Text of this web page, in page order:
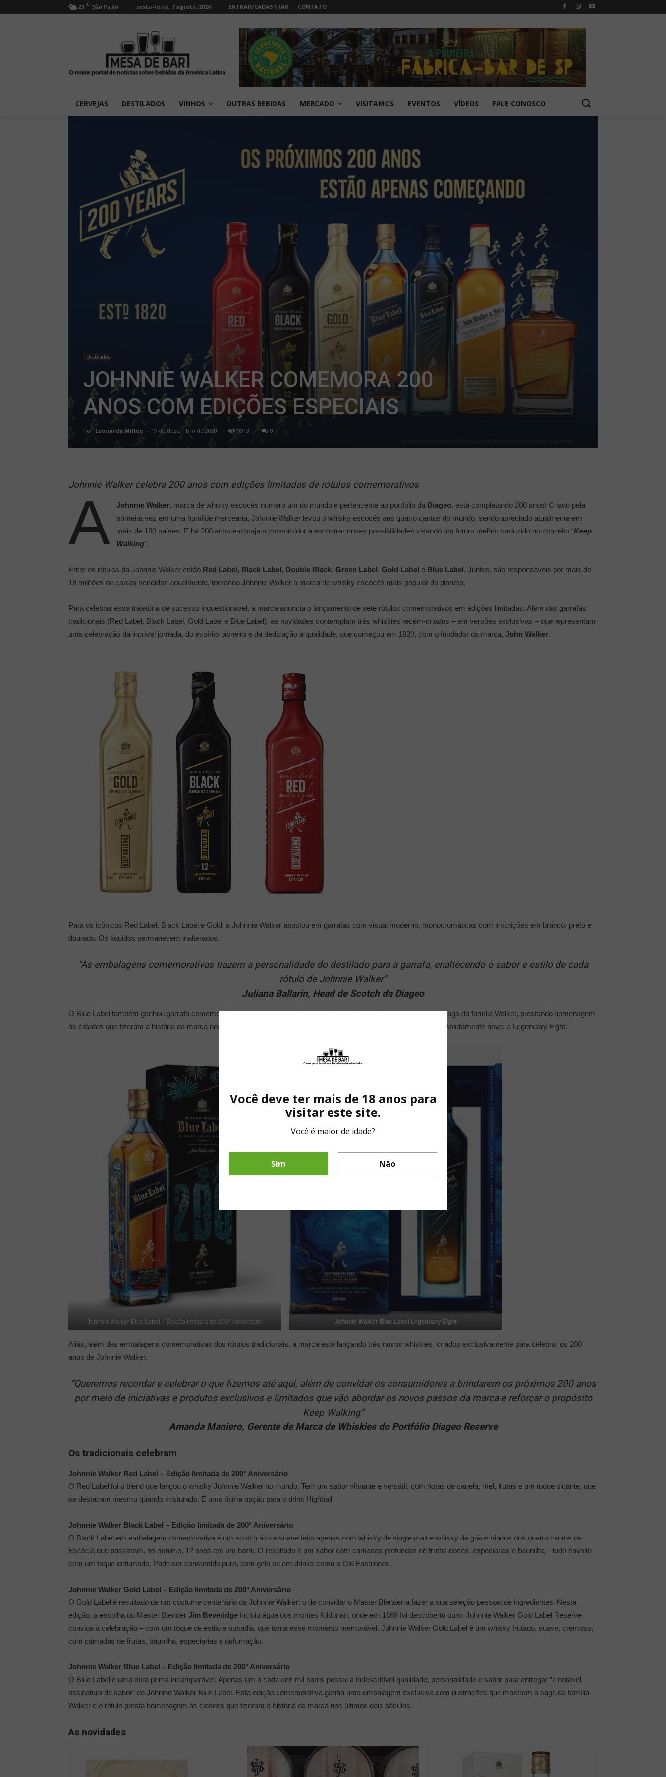
23 C São Paulo sexta-feira, 7 agosto, 2026 ENTRAR/CADASTRAR CONTATO
CERVEJAS DESTILADOS VINHOS OUTRAS BEBIDAS MERCADO VISITAMOS EVENTOS VÍDEOS FALE CONOSCO
Destilados
JOHNNIE WALKER COMEMORA 200
ANOS COM EDIÇÕES ESPECIAIS
Por Leonardo Millen - 19 de dezembro de 2020 9913 0
Johnnie Walker celebra 200 anos com edições limitadas de rótulos comemorativos
A Johnnie Walker, marca de whisky escocês número um do mundo e pertencente ao portfólio da Diageo, está completando 200 anos! Criado pela
primeira vez em uma humilde mercearia, Johnnie Walker levou o whisky escocês aos quatro cantos do mundo, sendo apreciado atualmente em
mais de 180 países. E há 200 anos encoraja o consumidor a encontrar novas possibilidades visando um futuro melhor traduzido no conceito “Keep
Walking”.
Entre os rótulos da Johnnie Walker estão Red Label, Black Label, Double Black, Green Label, Gold Label e Blue Label. Juntos, são responsáveis por mais de
18 milhões de caixas vendidas anualmente, tornando Johnnie Walker a marca de whisky escocês mais popular do planeta.
Para celebrar essa trajetória de sucesso inquestionável, a marca anuncia o lançamento de sete rótulos comemorativos em edições limitadas. Além das garrafas
tradicionais (Red Label, Black Label, Gold Label e Blue Label), as novidades contemplam três whiskies recém-criados – em versões exclusivas – que representam
uma celebração da incrível jornada, do espírito pioneiro e da dedicação à qualidade, que começou em 1820, com o fundador da marca, John Walker.
Para os icônicos Red Label, Black Label e Gold, a Johnnie Walker apostou em garrafas com visual moderno, monocromáticas com inscrições em branco, preto e
dourado. Os líquidos permanecem inalterados.
“As embalagens comemorativas trazem a personalidade do destilado para a garrafa, enaltecendo o sabor e estilo de cada
rótulo de Johnnie Walker”
Juliana Ballarin, Head de Scotch da Diageo
O Blue Label também ganhou garrafa comemorativa e vem em uma caixa especial com ilustrações que mostram a saga da família Walker, prestando homenagem
às cidades que fizeram a história da marca nos últimos dois séculos. E ganhou ainda uma edição especialíssima, absolutamente nova: a Legendary Eight.
Johnnie Walker Blue Label – Edição limitada de 200° Aniversário Johnnie Walker Blue Label Legendary Eight
Aliás, além das embalagens comemorativas dos rótulos tradicionais, a marca está lançando três novos whiskies, criados exclusivamente para celebrar os 200
anos de Johnnie Walker.
“Queremos recordar e celebrar o que fizemos até aqui, além de convidar os consumidores a brindarem os próximos 200 anos
por meio de iniciativas e produtos exclusivos e limitados que vão abordar os novos passos da marca e reforçar o propósito
Keep Walking”
Amanda Maniero, Gerente de Marca de Whiskies do Portfólio Diageo Reserve
Os tradicionais celebram
Johnnie Walker Red Label – Edição limitada de 200° Aniversário
O Red Label foi o blend que lançou o whisky Johnnie Walker no mundo. Tem um sabor vibrante e versátil, com notas de canela, mel, frutas e um toque picante, que
se destacam mesmo quando misturado. É uma ótima opção para o drink Highball.
Johnnie Walker Black Label – Edição limitada de 200° Aniversário
O Black Label em embalagem comemorativa é um scotch rico e suave feito apenas com whisky de single malt e whisky de grãos vindos dos quatro cantos da
Escócia que passaram, no mínimo, 12 anos em um barril. O resultado é um sabor com camadas profundas de frutas doces, especiarias e baunilha – tudo envolto
com um toque defumado. Pode ser consumido puro, com gelo ou em drinks como o Old Fashioned.
Johnnie Walker Gold Label – Edição limitada de 200° Aniversário
O Gold Label é resultado de um costume centenário da Johnnie Walker: o de convidar o Master Blender a fazer a sua seleção pessoal de ingredientes. Nesta
edição, a escolha do Master Blender Jim Beveridge incluiu água dos montes Kildonan, onde em 1868 foi descoberto ouro. Johnnie Walker Gold Label Reserve
convida à celebração – com um toque de estilo e ousadia, que torna esse momento memorável. Johnnie Walker Gold Label é um whisky frutado, suave, cremoso,
com camadas de frutas, baunilha, especiarias e defumação.
Johnnie Walker Blue Label – Edição limitada de 200° Aniversário
O Blue Label é uma obra prima incomparável. Apenas um a cada dez mil barris possui a indescritível qualidade, personalidade e sabor para entregar “a notável
assinatura de sabor” de Johnnie Walker Blue Label. Esta edição comemorativa ganha uma embalagem exclusiva com ilustrações que mostram a saga da família
Walker e o rótulo presta homenagem às cidades que fizeram a história da marca nos últimos dois séculos.
As novidades
Você deve ter mais de 18 anos para
visitar este site.
Você é maior de idade?
Sim Não